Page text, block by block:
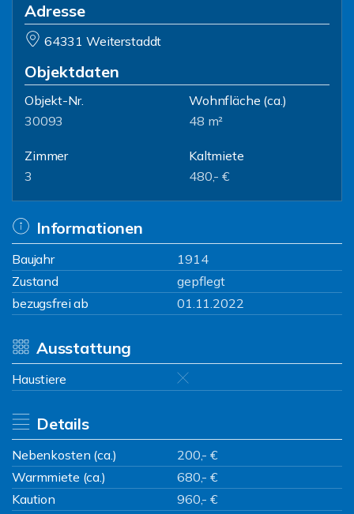
Adresse
64331 Weiterstaddt
Objektdaten
Objekt-Nr.
30093
Wohnfläche (ca.)
48 m²
Zimmer
3
Kaltmiete
480,- €
Informationen
Baujahr
1914
Zustand
gepflegt
bezugsfrei ab
01.11.2022
Ausstattung
Haustiere
Details
Nebenkosten (ca.)
200,- €
Warmmiete (ca.)
680,- €
Kaution
960,- €